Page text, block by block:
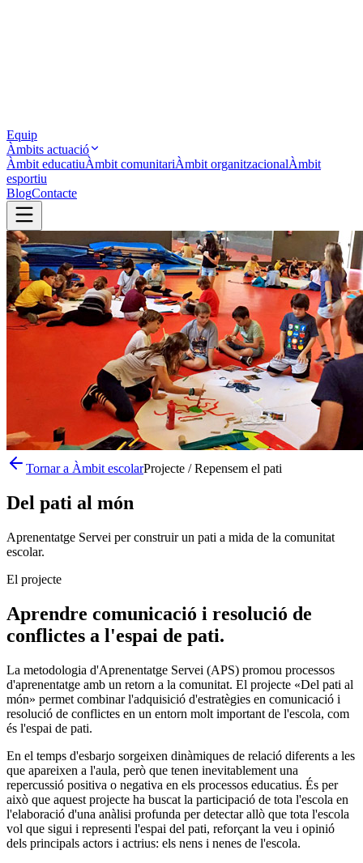
Equip
Àmbits actuació
Àmbit educatiuÀmbit comunitariÀmbit organitzacionalÀmbit
esportiu
BlogContacte
Tornar a Àmbit escolarProjecte / Repensem el pati
Del pati al món
Aprenentatge Servei per construir un pati a mida de la comunitat
escolar.
El projecte
Aprendre comunicació i resolució de
conflictes a l'espai de pati.
La metodologia d'Aprenentatge Servei (APS) promou processos
d'aprenentatge amb un retorn a la comunitat. El projecte «Del pati al
món» permet combinar l'adquisició d'estratègies en comunicació i
resolució de conflictes en un entorn molt important de l'escola, com
és l'espai de pati.
En el temps d'esbarjo sorgeixen dinàmiques de relació diferents a les
que apareixen a l'aula, però que tenen inevitablement una
repercussió positiva o negativa en els processos educatius. És per
això que aquest projecte ha buscat la participació de tota l'escola en
l'elaboració d'una anàlisi profunda per detectar allò que tota l'escola
vol que sigui i representi l'espai del pati, reforçant la veu i opinió
dels principals actors i actrius: els nens i nenes de l'escola.